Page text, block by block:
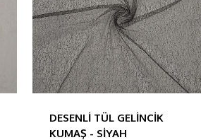
DESENLİ TÜL GELİNCİK
KUMAŞ - SİYAH